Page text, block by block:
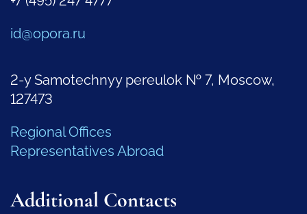
id@opora.ru
2-y Samotechnyy pereulok № 7, Moscow,
127473
Regional Offices
Representatives Abroad
Additional Contacts